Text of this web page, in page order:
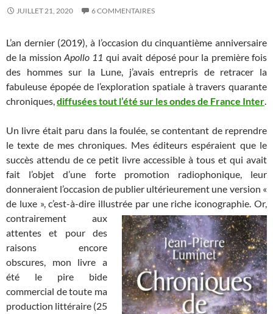
JUILLET 21, 2020 6 COMMENTAIRES
L’an dernier (2019), à l’occasion du cinquantième anniversaire
de la missionApollo 11 qui avait déposé pour la première fois
des hommes sur la Lune, j’avais entrepris de retracer la
fabuleuse épopée de l’exploration spatiale à travers quarante
chroniques,diffusées tout l’été sur les ondes de France Inter.
Un livre était paru dans la foulée, se contentant de reprendre
le texte de mes chroniques. Mes éditeurs espéraient que le
succès attendu de ce petit livre accessible à tous et qui avait
fait l’objet d’une forte promotion radiophonique, leur
donneraient l’occasion de publier ultérieurement une version «
de luxe », c’est-à-dire illustrée par une riche iconographie. Or,
contrairement aux
attentes et pour des
raisons encore
obscures, mon livre a
été le pire bide
commercial de toute ma
production littéraire (25